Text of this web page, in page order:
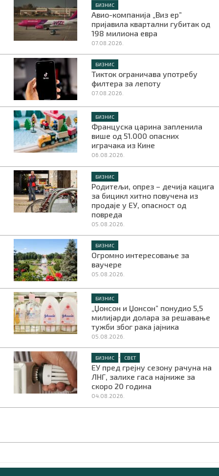
БИЗНИС
Авио-компанија „Виз ер”
пријавила квартални губитак од
198 милиона евра
07.08.2026.
БИЗНИС
Тикток ограничава употребу
филтера за лепоту
07.08.2026.
БИЗНИС
Француска царина запленила
више од 51.000 опасних
играчака из Кине
06.08.2026.
БИЗНИС
Родитељи, опрез – дечија кацига
за бицикл хитно повучена из
продаје у ЕУ, опасност од
повреда
05.08.2026.
БИЗНИС
Огромно интересовање за
ваучере
05.08.2026.
БИЗНИС
„Џонсон и Џонсон” понудио 5,5
милијарди долара за решавање
тужби због рака јајника
05.08.2026.
БИЗНИС • СВЕТ
ЕУ пред грејну сезону рачуна на
ЛНГ, залихе гаса најниже за
скоро 20 година
04.08.2026.